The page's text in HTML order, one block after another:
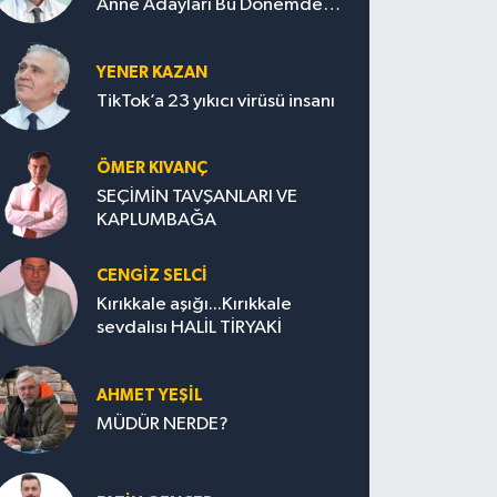
Anne Adayları Bu Dönemde
YENER KAZAN
TikTok’a 23 yıkıcı virüsü insanı
ÖMER KIVANÇ
SEÇİMİN TAVŞANLARI VE
KAPLUMBAĞA
CENGİZ SELCİ
Kırıkkale aşığı...Kırıkkale
sevdalısı HALİL TİRYAKİ
AHMET YEŞİL
MÜDÜR NERDE?